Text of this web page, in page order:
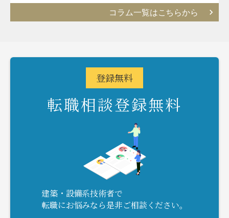
コラム一覧はこちらから
登録無料
転職相談登録無料
建築・設備系技術者で
転職にお悩みなら是非ご相談ください。